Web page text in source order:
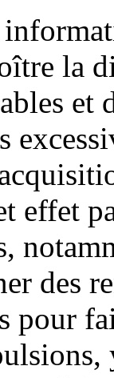
la
et
effet
des
pour